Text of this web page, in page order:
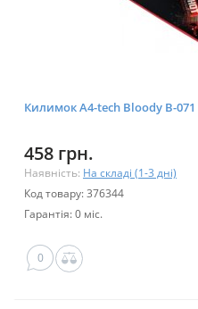
Килимок A4-tech Bloody B-071
458 грн.
Наявність: На складі (1-3 дні)
Код товару: 376344
Гарантія: 0 міс.
0